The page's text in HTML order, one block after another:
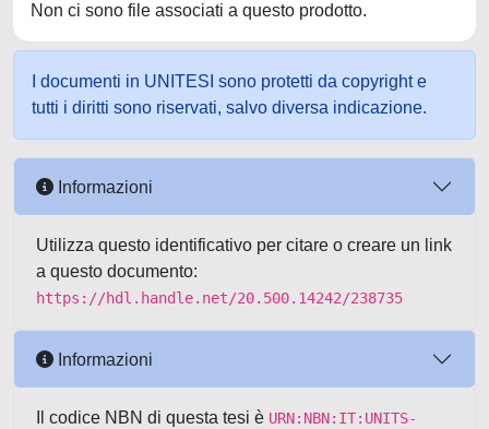
Non ci sono file associati a questo prodotto.
I documenti in UNITESI sono protetti da copyright e
tutti i diritti sono riservati, salvo diversa indicazione.
Informazioni
Utilizza questo identificativo per citare o creare un link
a questo documento:
https://hdl.handle.net/20.500.14242/238735
Informazioni
Il codice NBN di questa tesi è URN:NBN:IT:UNITS-